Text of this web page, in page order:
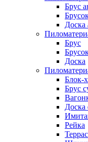
Брус
Доска
Брус
Доска
Блок-
Брус
Доска
Рейка